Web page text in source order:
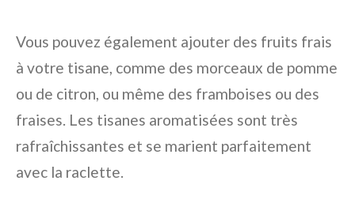
Vous pouvez également ajouter des fruits frais
à votre tisane, comme des morceaux de pomme
ou de citron, ou même des framboises ou des
fraises. Les tisanes aromatisées sont très
rafraîchissantes et se marient parfaitement
avec la raclette.